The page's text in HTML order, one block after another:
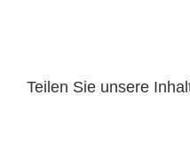
Teilen Sie unsere